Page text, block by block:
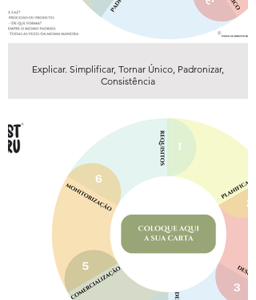
Explicar. Simplificar, Tornar Único, Padronizar,
Consistência